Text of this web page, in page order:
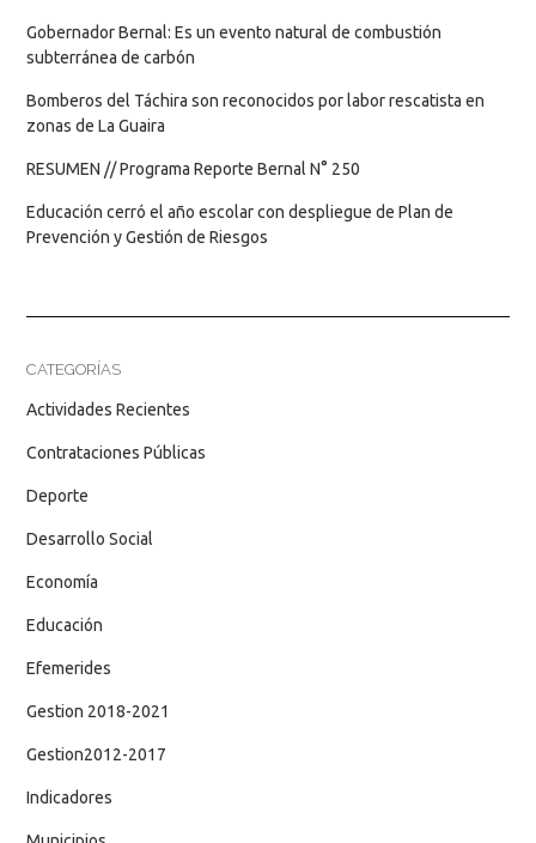
Gobernador Bernal: Es un evento natural de combustión
subterránea de carbón
Bomberos del Táchira son reconocidos por labor rescatista en
zonas de La Guaira
RESUMEN // Programa Reporte Bernal N° 250
Educación cerró el año escolar con despliegue de Plan de
Prevención y Gestión de Riesgos
CATEGORÍAS
Actividades Recientes
Contrataciones Públicas
Deporte
Desarrollo Social
Economía
Educación
Efemerides
Gestion 2018-2021
Gestion2012-2017
Indicadores